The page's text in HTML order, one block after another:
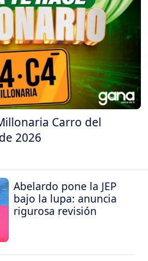
Carro del
2026
Abelardo pone la JEP
bajo la lupa: anuncia
rigurosa revisión